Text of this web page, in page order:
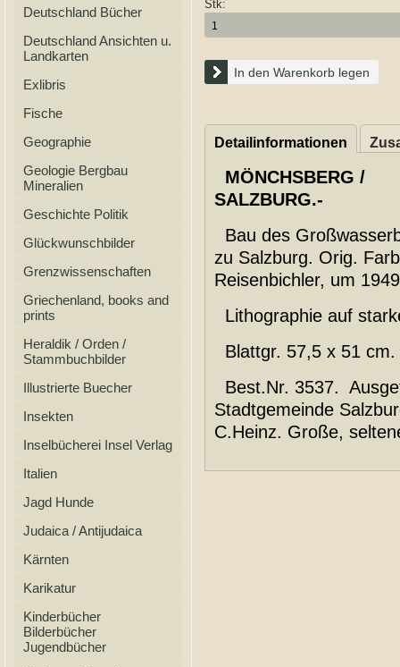
Deutschland Bücher
Deutschland Ansichten u.
Landkarten
Exlibris
Fische
Geographie
Geologie Bergbau
Mineralien
Geschichte Politik
Glückwunschbilder
Grenzwissenschaften
Griechenland, books and
prints
Heraldik / Orden /
Stammbuchbilder
Illustrierte Buecher
Insekten
Inselbücherei Insel Verlag
Italien
Jagd Hunde
Judaica / Antijudaica
Kärnten
Karikatur
Kinderbücher
Bilderbücher
Jugendbücher
Stk:
In den Warenkorb legen
Detailinformationen
MÖNCHSBERG /
SALZBURG.-
Bau des
zu Salzburg. Orig.
Reisenbichler, um
Lithographie auf
Blattgr. 57,5 x 51 cm.
Best.Nr. 3537.
Stadtgemeinde
C.Heinz. Große,